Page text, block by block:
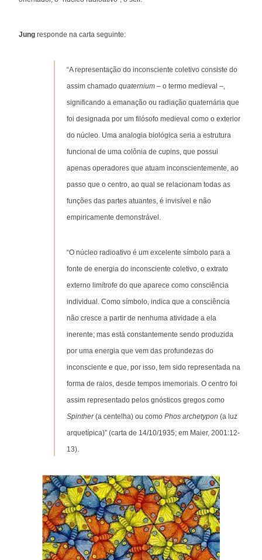
Jung responde na carta seguinte:
“A representação do inconsciente coletivo consiste do
assim chamado quaternium – o termo medieval –,
significando a emanação ou radiação quaternária que
foi designada por um filósofo medieval como o exterior
do núcleo. Uma analogia biológica seria a estrutura
funcional de uma colônia de cupins, que possui
apenas operadores que atuam inconscientemente, ao
passo que o centro, ao qual se relacionam todas as
funções das partes atuantes, é invisível e não
empiricamente demonstrável.
“O núcleo radioativo é um excelente símbolo para a
fonte de energia do inconsciente coletivo, o extrato
externo limítrofe do que aparece como consciência
individual. Como símbolo, indica que a consciência
não cresce a partir de nenhuma atividade a ela
inerente; mas está constantemente sendo produzida
por uma energia que vem das profundezas do
inconsciente e que, por isso, tem sido representada na
forma de raios, desde tempos imemoriais. O centro foi
assim representado pelos gnósticos gregos como
Spinther(a centelha) ou como Phos archetypon (a luz
arquetípica)” (carta de 14/10/1935; em Maier, 2001:12-
13).